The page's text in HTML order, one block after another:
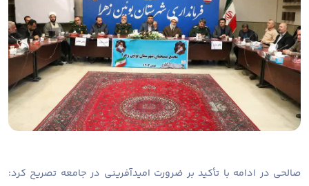
صالحی در ادامه با تأکید بر ضرورت امیدآفرینی در جامعه تصریح کرد: